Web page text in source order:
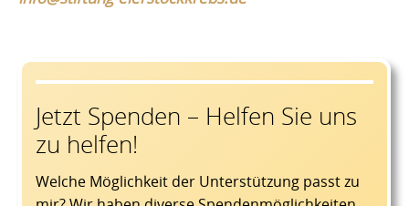
Jetzt Spenden – Helfen Sie uns
zu helfen!
Welche Möglichkeit der Unterstützung passt zu